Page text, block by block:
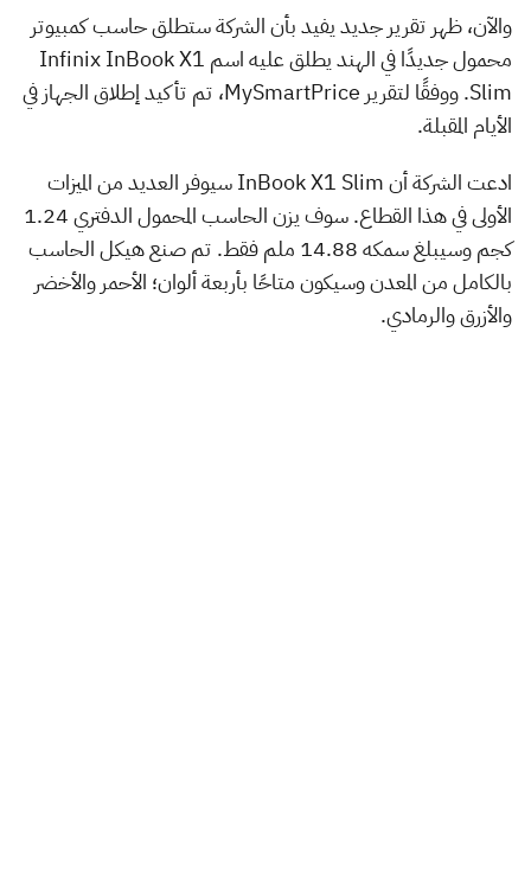
والآن، ظهر تقرير جديد يفيد بأن الشركة ستطلق حاسب كمبيوتر
محمول جديدًا في الهند يطلق عليه اسم Infinix InBook X1
Slim. ووفقًا لتقرير MySmartPrice، تم تأكيد إطلاق الجهاز في
الأيام المقبلة.
ادعت الشركة أن InBook X1 Slim سيوفر العديد من الميزات
الأولى في هذا القطاع. سوف يزن الحاسب المحمول الدفتري 1.24
كجم وسيبلغ سمكه 14.88 ملم فقط. تم صنع هيكل الحاسب
بالكامل من المعدن وسيكون متاحًا بأربعة ألوان؛ الأحمر والأخضر
والأزرق والرمادي.